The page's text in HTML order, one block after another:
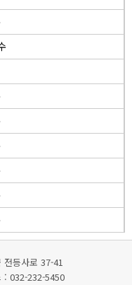
전등사로 37-41
: 032-232-5450